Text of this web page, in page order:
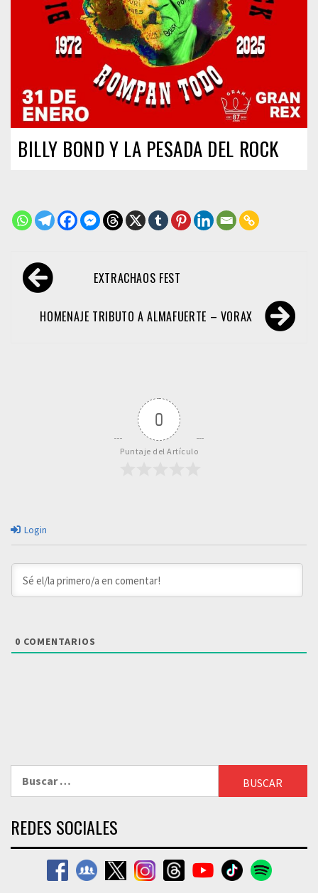
BILLY BOND Y LA PESADA DEL ROCK
Navegación
de
entradas
EXTRACHAOS FEST
HOMENAJE TRIBUTO A ALMAFUERTE – VORAX
0
Puntaje del Artículo
Login
0 COMENTARIOS
REDES SOCIALES